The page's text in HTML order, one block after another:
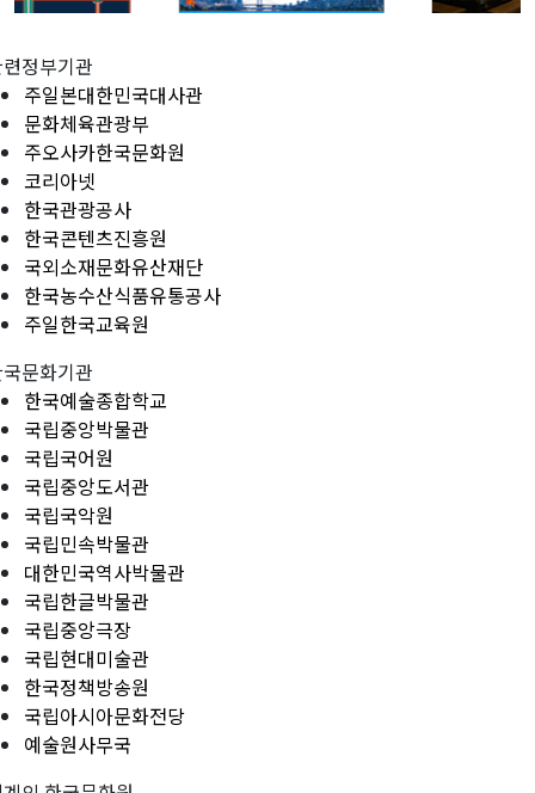
정부기관
주일본대한민국대사관
문화체육관광부
주오사카한국문화원
코리아넷
한국관광공사
한국콘텐츠진흥원
국외소재문화유산재단
한국농수산식품유통공사
주일한국교육원
문화기관
한국예술종합학교
국립중앙박물관
국립국어원
국립중앙도서관
국립국악원
국립민속박물관
대한민국역사박물관
국립한글박물관
국립중앙극장
국립현대미술관
한국정책방송원
국립아시아문화전당
예술원사무국